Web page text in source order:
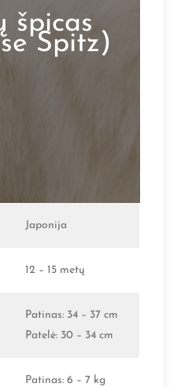
špicas
Spitz)
Japonija
12 – 15 metų
Patinas: 34 – 37 cm
Patelė: 30 – 34 cm
Patinas: 6 – 7 kg